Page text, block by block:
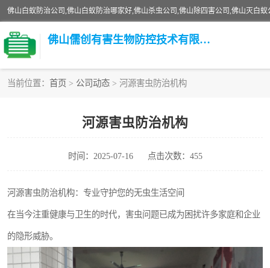
佛山儒创有害生物防控技术有限公司
当前位置： 首页 > 公司动态 > 河源害虫防治机构
河源害虫防治机构
时间：2025-07-16 点击次数：455
河源害虫防治机构：专业守护您的无虫生活空间
在当今注重健康与卫生的时代，害虫问题已成为困扰许多家庭和企业
的隐形威胁。
校园消杀
害虫防治